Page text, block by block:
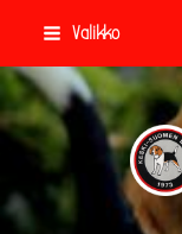
Siirry
sisältöön
Valikko